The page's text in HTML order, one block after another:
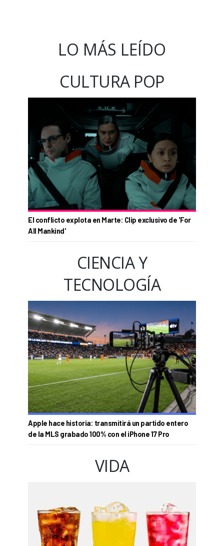
LO MÁS LEÍDO
CULTURA POP
El conflicto explota en Marte: Clip exclusivo de 'For
All Mankind'
CIENCIA Y
TECNOLOGÍA
Apple hace historia: transmitirá un partido entero
de la MLS grabado 100% con el iPhone 17 Pro
VIDA